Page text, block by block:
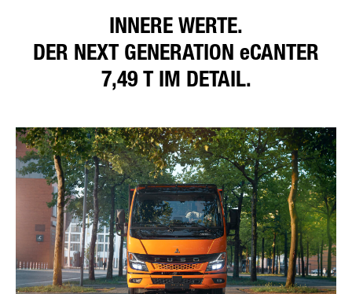
INNERE WERTE.
DER NEXT GENERATION eCANTER
7,49 T IM DETAIL.